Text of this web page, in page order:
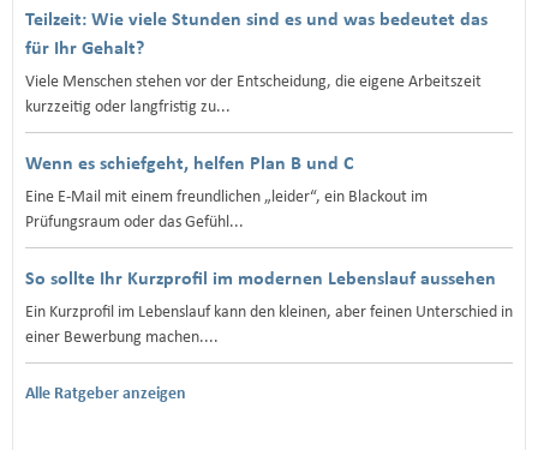
Teilzeit: Wie viele Stunden sind es und was bedeutet das
für Ihr Gehalt?
Viele Menschen stehen vor der Entscheidung, die eigene Arbeitszeit
kurzzeitig oder langfristig zu...
Wenn es schiefgeht, helfen Plan B und C
Eine E‑Mail mit einem freundlichen „leider“, ein Blackout im
Prüfungsraum oder das Gefühl...
So sollte Ihr Kurzprofil im modernen Lebenslauf aussehen
Ein Kurzprofil im Lebenslauf kann den kleinen, aber feinen Unterschied in
einer Bewerbung machen....
Alle Ratgeber anzeigen